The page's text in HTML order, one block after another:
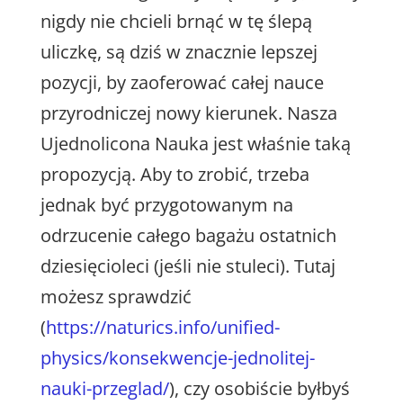
nigdy nie chcieli brnąć w tę ślepą
uliczkę, są dziś w znacznie lepszej
pozycji, by zaoferować całej nauce
przyrodniczej nowy kierunek. Nasza
Ujednolicona Nauka jest właśnie taką
propozycją. Aby to zrobić, trzeba
jednak być przygotowanym na
odrzucenie całego bagażu ostatnich
dziesięcioleci (jeśli nie stuleci). Tutaj
możesz sprawdzić
(https://naturics.info/unified-
physics/konsekwencje-jednolitej-
nauki-przeglad/), czy osobiście byłbyś